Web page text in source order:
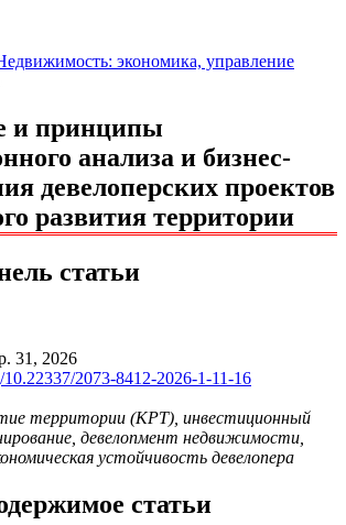
экономика, управление
и принципы
анализа и бизнес-
девелоперских проектов
развития территории
статьи
31, 2026
2073-8412-2026-1-11-16
территории (КРТ), инвестиционный
девелопмент недвижимости,
устойчивость девелопера
статьи